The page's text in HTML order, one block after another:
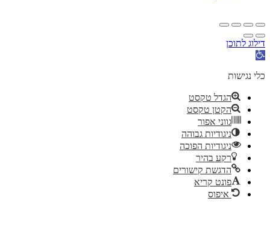
דילוג לתוכן
פתח
נגישות
כלי נגישות
הגדל טקסט
הקטן טקסט
גווני אפור
ניגודיות גבוהה
ניגודיות הפוכה
רקע בהיר
הדגשת קישורים
פונט קריא
איפוס